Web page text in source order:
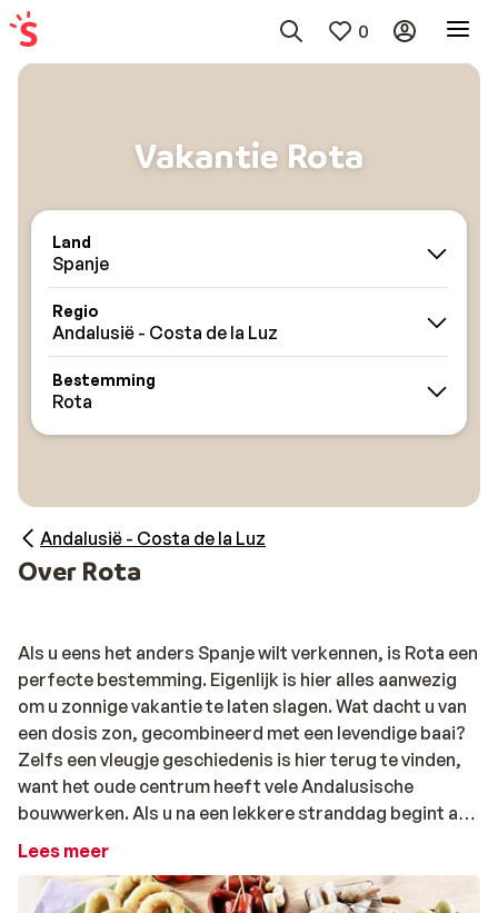
0
Vakantie Rota
Land
Spanje
Regio
Andalusië - Costa de la Luz
Bestemming
Rota
Andalusië - Costa de la Luz
Over Rota
Als u eens het anders Spanje wilt verkennen, is Rota een
perfecte bestemming. Eigenlijk is hier alles aanwezig
om u zonnige vakantie te laten slagen. Wat dacht u van
een dosis zon, gecombineerd met een levendige baai?
Zelfs een vleugje geschiedenis is hier terug te vinden,
want het oude centrum heeft vele Andalusische
bouwwerken. Als u na een lekkere stranddag begint aan
de tapas in dit sfeervolle plaatsje, weet u zeker dat
Lees meer